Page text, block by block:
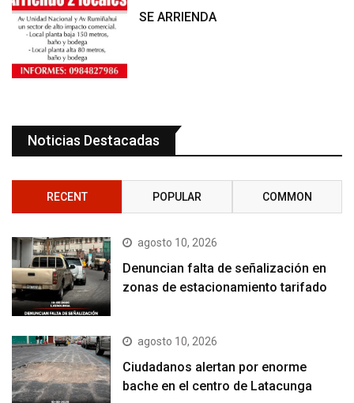
SE ARRIENDA
Noticias Destacadas
RECENT POPULAR COMMON
agosto 10, 2026
Denuncian falta de señalización en
zonas de estacionamiento tarifado
agosto 10, 2026
Ciudadanos alertan por enorme
bache en el centro de Latacunga